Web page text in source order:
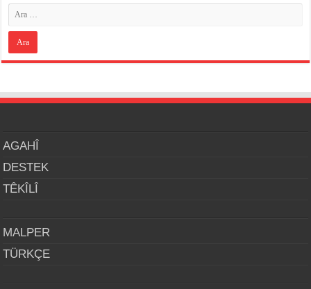
AGAHÎ
DESTEK
TÊKÎLÎ
MALPER
TÜRKÇE